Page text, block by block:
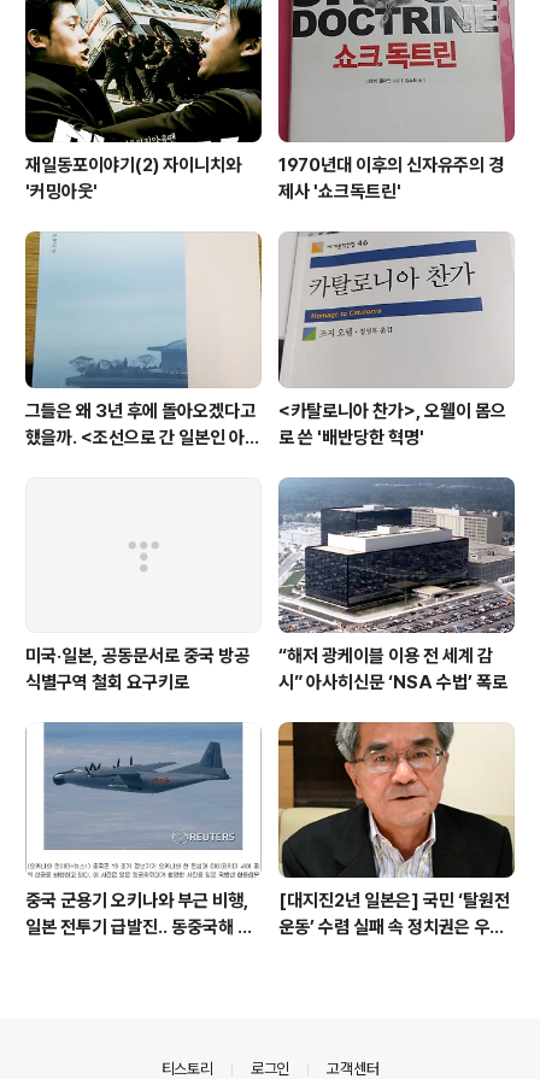
재일동포이야기(2) 자이니치와
'커밍아웃'
1970년대 이후의 신자유주의 경
제사 '쇼크독트린'
그들은 왜 3년 후에 돌아오겠다고
했을까. <조선으로 간 일본인 아내
<카탈로니아 찬가>, 오웰이 몸으
로 쓴 '배반당한 혁명'
미국·일본, 공동문서로 중국 방공
“해저 광케이블 이용 전 세계 감
시” 아사히신문 ‘NSA 수법’ 폭로
중국 군용기 오키나와 부근 비행,
일본 전투기 급발진.. 동중국해 중-
[대지진2년 일본은] 국민 ‘탈원전
운동’ 수렴 실패 속 정치권은 우향
티스토리 로그인 고객센터